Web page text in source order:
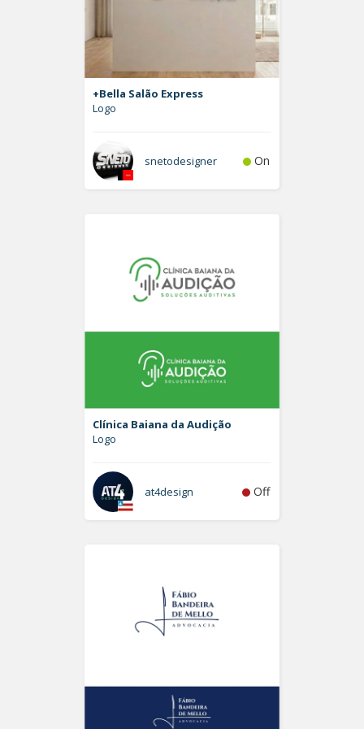
+Bella Salão Express
Logo
snetodesigner On
Clínica Baiana da Audição
Logo
at4design Off